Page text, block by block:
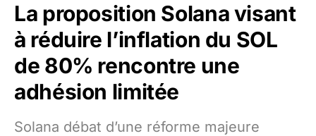
La proposition Solana visant
à réduire l’inflation du SOL
de 80% rencontre une
adhésion limitée
Solana débat d’une réforme majeure